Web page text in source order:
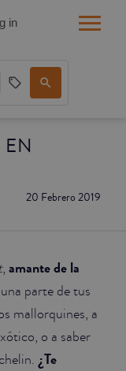
20 Febrero 2019
, amante de la
parte de tus
mallorquines, a
o a saber
¿Te
in